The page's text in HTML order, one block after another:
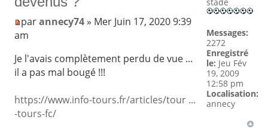
parannecy74» Mer Juin 17, 2020 9:39
am
Je l'avais complètement perdu de vue ...
il a pas mal bougé !!!
https://www.info-tours.fr/articles/tour ...
-tours-fc/
Messages:
2272
Enregistré
le: Jeu Fév
19, 2009
12:58 pm
Localisation:
annecy